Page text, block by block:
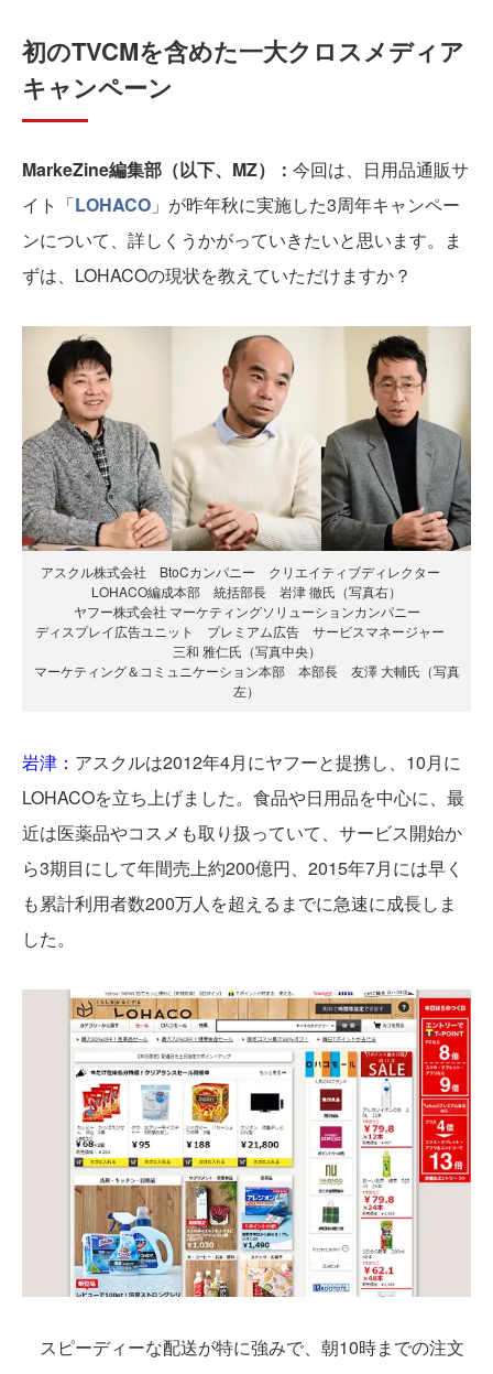
初のTVCMを含めた一大クロスメディア
キャンペーン
MarkeZine編集部（以下、MZ）： 今回は、日用品通販サ
イト「LOHACO 」が昨年秋に実施した3周年キャンペー
ンについて、詳しくうかがっていきたいと思います。ま
ずは、LOHACOの現状を教えていただけますか？
アスクル株式会社 BtoCカンパニー クリエイティブディレクター
LOHACO編成本部 統括部長 岩津 徹氏（写真右）
ヤフー株式会社 マーケティングソリューションカンパニー
ディスプレイ広告ユニット プレミアム広告 サービスマネージャー
三和 雅仁氏（写真中央）
マーケティング＆コミュニケーション本部 本部長 友澤 大輔氏（写真
左）
岩津： アスクルは2012年4月にヤフーと提携し、10月に
LOHACOを立ち上げました。食品や日用品を中心に、最
近は医薬品やコスメも取り扱っていて、サービス開始か
ら3期目にして年間売上約200億円、2015年7月には早く
も累計利用者数200万人を超えるまでに急速に成長しま
した。
スピーディーな配送が特に強みで、朝10時までの注文